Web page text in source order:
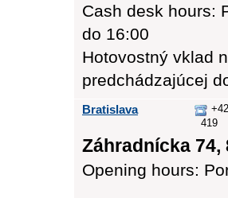
Cash desk hours:
do 16:00
Hotovostný vklad
predchádzajúcej
Bratislava
419
Záhradnícka 74,
Opening hours: